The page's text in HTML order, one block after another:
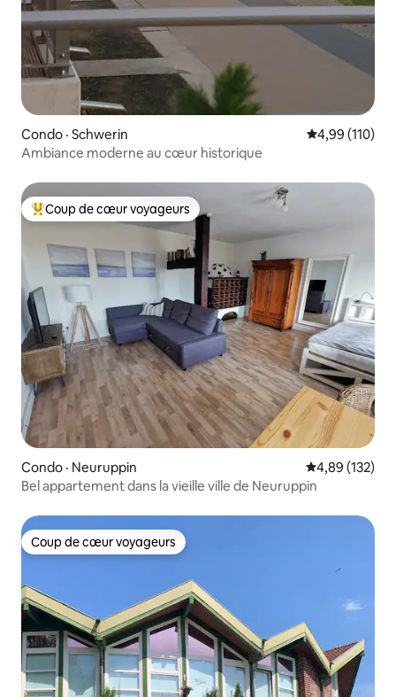
Condo · Schwerin Note
4,99 (110)
Ambiance moderne au cœur historique
Coup de cœur voyageurs parmi les plus aimés
Coup de cœur voyageurs
Condo · Neuruppin Note
4,89 (132)
Bel appartement dans la vieille ville de Neuruppin
Coup de cœur voyageurs
Coup de cœur voyageurs